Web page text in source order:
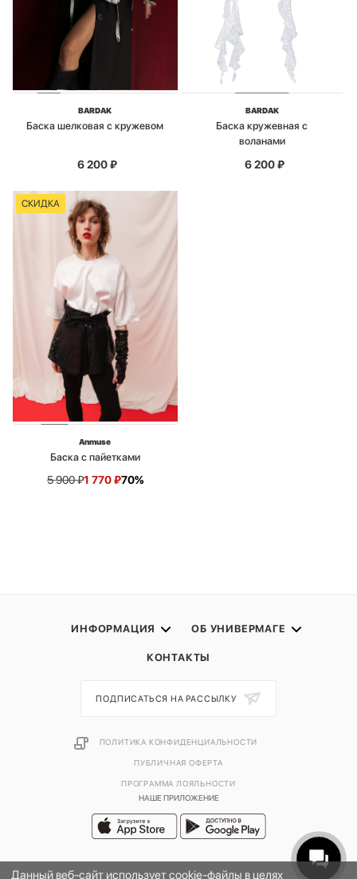
BARDAK
Баска шелковая с кружевом
6 200₽
BARDAK
Баска кружевная с
воланами
6 200₽
СКИДКА
Anmuse
Баска с пайетками
5 900₽1 770₽70%
ИНФОРМАЦИЯ ОБ УНИВЕРМАГЕ
КОНТАКТЫ
НАШЕ ПРИЛОЖЕНИЕ
ПОДПИСАТЬСЯ НА РАССЫЛКУ
ПОЛИТИКА КОНФИДЕНЦИАЛЬНОСТИ
ПУБЛИЧНАЯ ОФЕРТА
ПРОГРАММА ЛОЯЛЬНОСТИ
Данный веб-сайт использует cookie-файлы в целях